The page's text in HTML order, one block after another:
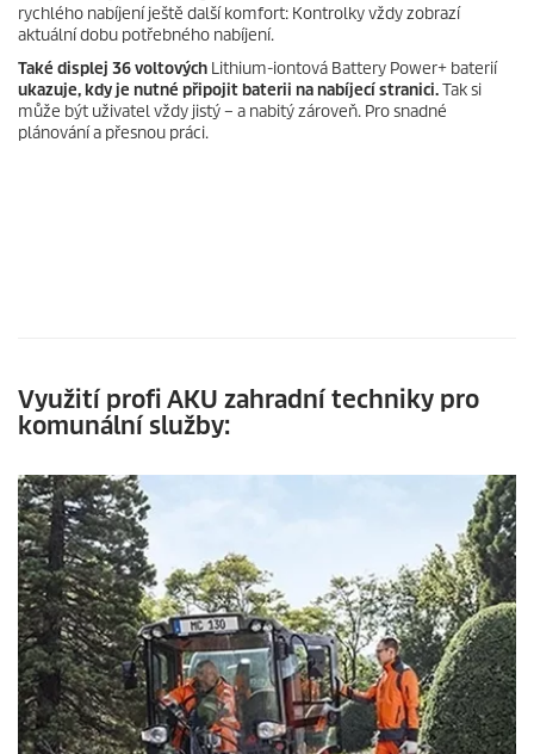
rychlého nabíjení ještě další komfort: Kontrolky vždy zobrazí
aktuální dobu potřebného nabíjení.
Také displej 36 voltových Lithium-iontová Battery Power+ baterií
ukazuje, kdy je nutné připojit baterii na nabíjecí stranici.Tak si
může být uživatel vždy jistý – a nabitý zároveň. Pro snadné
plánování a přesnou práci.
Využití profi AKU zahradní techniky pro
komunální služby: